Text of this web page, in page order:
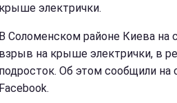
крыше электрички.
В Соломенском районе Киева на
взрыв на крыше электрички, в
подросток. Об этом сообщили на
Facebook.